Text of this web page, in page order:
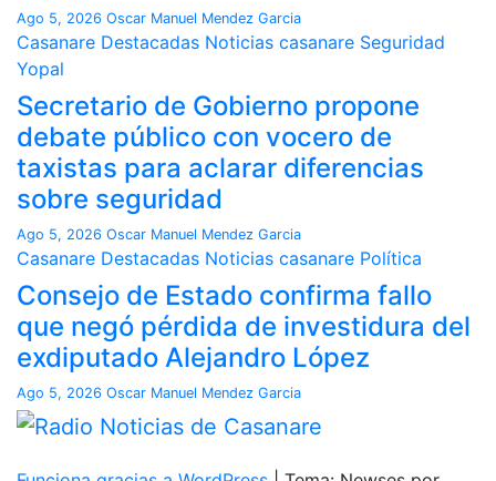
Ago 5, 2026 Oscar Manuel Mendez Garcia
Casanare Destacadas Noticias casanare Seguridad
Yopal
Secretario de Gobierno propone
debate público con vocero de
taxistas para aclarar diferencias
sobre seguridad
Ago 5, 2026 Oscar Manuel Mendez Garcia
Casanare Destacadas Noticias casanare Política
Consejo de Estado confirma fallo
que negó pérdida de investidura del
exdiputado Alejandro López
Ago 5, 2026 Oscar Manuel Mendez Garcia